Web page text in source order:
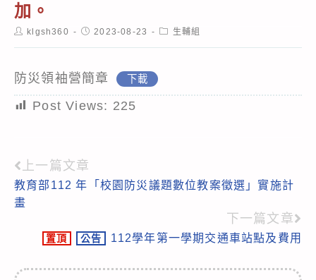
加。
Postklgsh360
Post2023-08-23
Post生輔組
防災領袖營簡章 下載
Post Views: 225
Read
more
上一篇文章
教育部112 年「校園防災議題數位教案徵選」實施計
畫
下一篇文章
置頂 公告 112學年第一學期交通車站點及費用